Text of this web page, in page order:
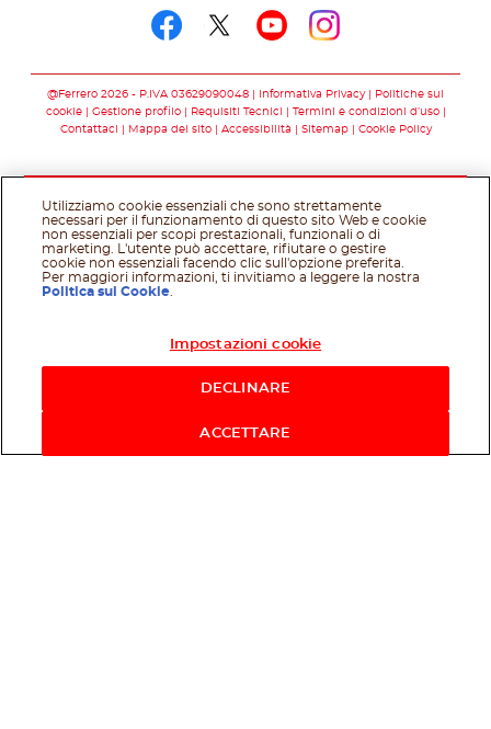
@Ferrero 2026 - P.IVA 03629090048 Informativa Privacy
Politiche sui
cookie
Gestione profilo Requisiti Tecnici
Termini e condizioni d’uso
Contattaci
Mappa del sito Accessibilità Sitemap Cookie Policy
Utilizziamo cookie essenziali che sono strettamente
necessari per il funzionamento di questo sito Web e cookie
non essenziali per scopi prestazionali, funzionali o di
marketing. L'utente può accettare, rifiutare o gestire
cookie non essenziali facendo clic sull'opzione preferita.
Per maggiori informazioni, ti invitiamo a leggere la nostra
Politica sui Cookie
Impostazioni cookie
DECLINARE
ACCETTARE